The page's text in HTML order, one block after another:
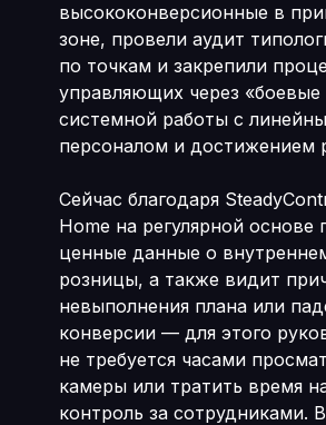
высококонверсионные в
зоне, провели аудит
по точкам и закрепили
управляющих через «боевые
системной работы с
персоналом и достижением
Сейчас благодаря
Home на регулярной основе
ценные данные о
розницы, а также видит
невыполнения плана или
конверсии — для этого
не требуется часами
камеры или тратить время
контроль за сотрудниками.